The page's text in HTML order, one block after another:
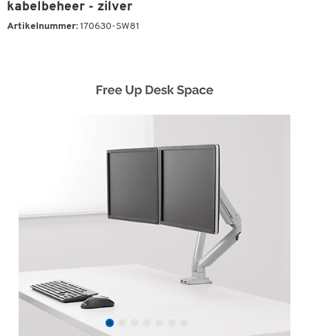
kabelbeheer - zilver
Artikelnummer: 170630-SW81